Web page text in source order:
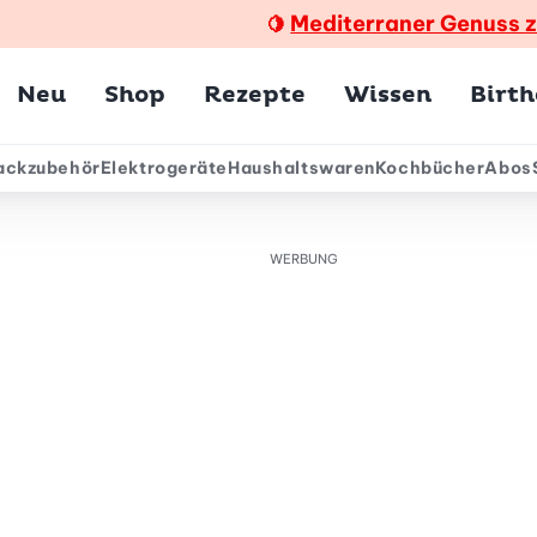
🍋 Mediterraner Genuss
Neu Shop Rezepte Wissen
ElektrogeräteHaushaltswarenKochbücherAbos
WERBUNG